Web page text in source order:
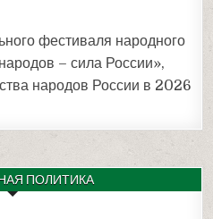
фестиваля народного
– сила России»,
народов России в 2026
ПОЛИТИКА